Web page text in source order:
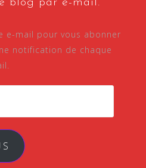
blog par e-mail.
e-mail pour vous abonner
notification de chaque